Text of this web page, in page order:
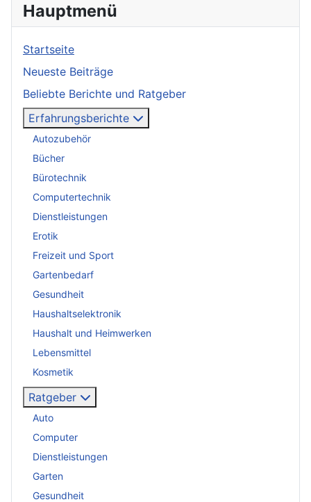
Hauptmenü
Startseite
Neueste Beiträge
Beliebte Berichte und Ratgeber
Erfahrungsberichte
Autozubehör
Bücher
Bürotechnik
Computertechnik
Dienstleistungen
Erotik
Freizeit und Sport
Gartenbedarf
Gesundheit
Haushaltselektronik
Haushalt und Heimwerken
Lebensmittel
Kosmetik
Ratgeber
Auto
Computer
Dienstleistungen
Garten
Gesundheit